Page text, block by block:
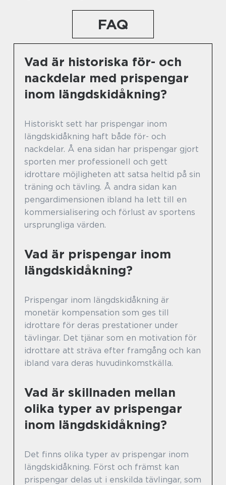
FAQ
Vad är historiska för- och
nackdelar med prispengar
inom längdskidåkning?
Historiskt sett har prispengar inom
längdskidåkning haft både för- och
nackdelar. Å ena sidan har prispengar gjort
sporten mer professionell och gett
idrottare möjligheten att satsa heltid på sin
träning och tävling. Å andra sidan kan
pengardimensionen ibland ha lett till en
kommersialisering och förlust av sportens
ursprungliga värden.
Vad är prispengar inom
längdskidåkning?
Prispengar inom längdskidåkning är
monetär kompensation som ges till
idrottare för deras prestationer under
tävlingar. Det tjänar som en motivation för
idrottare att sträva efter framgång och kan
ibland vara deras huvudinkomstkälla.
Vad är skillnaden mellan
olika typer av prispengar
inom längdskidåkning?
Det finns olika typer av prispengar inom
längdskidåkning. Först och främst kan
prispengar delas ut i enskilda tävlingar, som